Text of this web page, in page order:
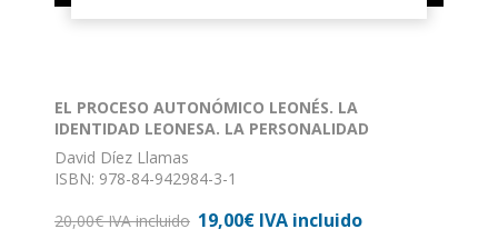
EL PROCESO AUTONÓMICO LEONÉS. LA
IDENTIDAD LEONESA. LA PERSONALIDAD
LEONESA
David Díez Llamas
ISBN: 978-84-942984-3-1
Nº de páginas: 574
20,00€ IVA incluido 19,00€ IVA incluido